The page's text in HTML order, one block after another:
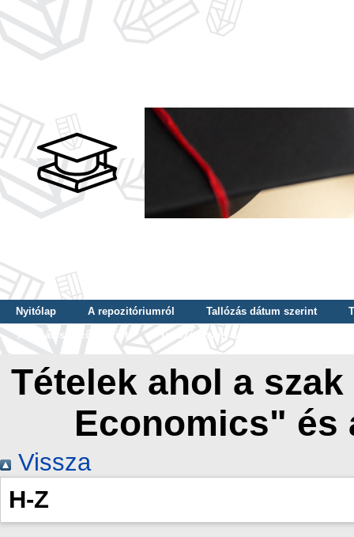
Nyitólap A repozitóriumról Tallózás dátum szerint
Tallózás szerző szerint
Tallózás nyelv szerint
Tételek ahol a
Economics" és
Vissza
H-Z